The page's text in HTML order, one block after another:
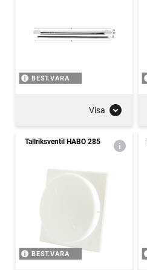
BEST.VARA
Visa
Tallriksventil HABO 285
BEST.VARA